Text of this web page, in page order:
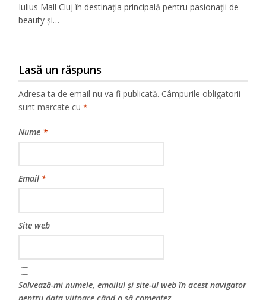
Iulius Mall Cluj în destinația principală pentru pasionații de
beauty și…
Lasă un răspuns
Adresa ta de email nu va fi publicată. Câmpurile obligatorii
sunt marcate cu*
Nume *
Email *
Site web
Salvează-mi numele, emailul și site-ul web în acest navigator